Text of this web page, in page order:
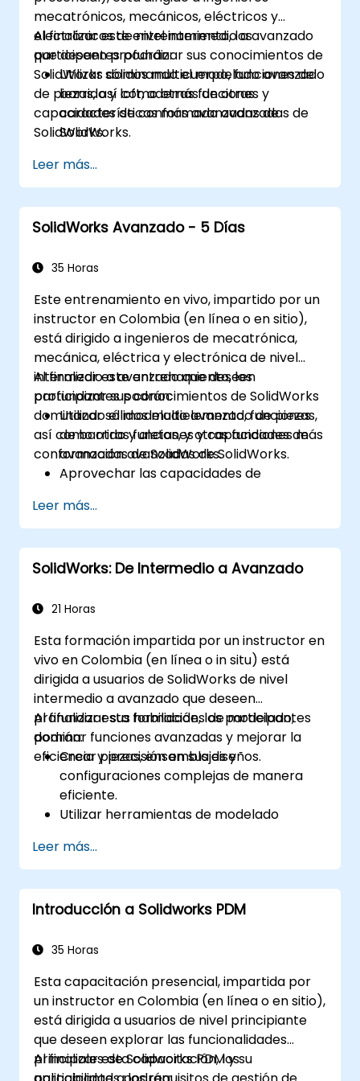
mecatrónicos, mecánicos, eléctricos y
electrónicos de nivel intermedio a avanzado
que deseen profundizar sus conocimientos de
SolidWorks dominando el modelado avanzado
de piezas, así como otras funciones y
capacidades de conformado avanzadas de
SolidWorks.
Al finalizar este entrenamiento, los
participantes podrán:
Utilizar sólidos multicuerpo, funciones de
barrido y loft, además de otras
características más avanzadas de
SolidWorks.
modelado de ensamblajes de SolidWorks.
Dominar las funciones de modelado
avanzado de SolidWorks.
Leer más...
SolidWorks Avanzado - 5 Días
35 Horas
Este entrenamiento en vivo, impartido por un
instructor en Colombia (en línea o en sitio),
está dirigido a ingenieros de mecatrónica,
mecánica, eléctrica y electrónica de nivel
intermedio a avanzado que deseen
profundizar sus conocimientos de SolidWorks
dominando el modelado avanzado de piezas,
así como otras funciones y capacidades de
conformación avanzadas de SolidWorks.
Al finalizar este entrenamiento, los
participantes podrán:
Utilizar sólidos multielemento, funciones
de barrido y aletas, y otras funciones más
avanzadas de SolidWorks.
Aprovechar las capacidades de
Dominar las funciones avanzadas de
modelado de SolidWorks.
Leer más...
SolidWorks: De Intermedio a Avanzado
21 Horas
Esta formación impartida por un instructor en
vivo en Colombia (en línea o in situ) está
dirigida a usuarios de SolidWorks de nivel
intermedio a avanzado que deseen
profundizar sus habilidades de modelado,
dominar funciones avanzadas y mejorar la
eficiencia y precisión en sus diseños.
Al finalizar esta formación, los participantes
podrán:
Crear piezas, ensamblajes y
configuraciones complejas de manera
eficiente.
Utilizar herramientas de modelado
superficies.
Aplicar tablas de diseño, ecuaciones y
controles paramétricos.
Realizar simulaciones y estudios de
Leer más...
Introducción a Solidworks PDM
35 Horas
Esta capacitación presencial, impartida por
un instructor en Colombia (en línea o en sitio),
está dirigida a usuarios de nivel principiante
que deseen explorar las funcionalidades
principales de Solidworks PDM y su
Al finalizar esta capacitación, los